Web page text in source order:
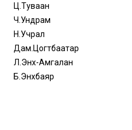
Ц.Туваан
Ч.Ундрам
Н.Учрал
Дам.Цогтбаатар
Л.Энх-Амгалан
Б.Энхбаяр